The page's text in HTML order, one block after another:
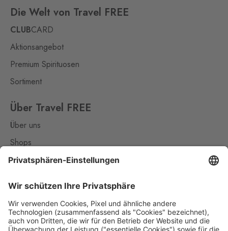
Die Welt von Travel FREE
CLUBCARD
Aktionsangebot
Premium Spirituosen
Sortiment
Über Travel FREE
Über uns
Shops
Kontakt
Nützliches
Impressum
Datenschutz